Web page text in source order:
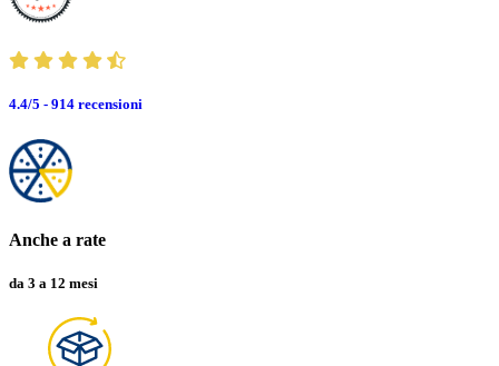
4.4/5 - 914 recensioni
Anche a rate
da 3 a 12 mesi